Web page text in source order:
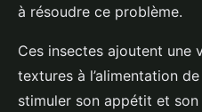
à résoudre ce problème.
Ces insectes ajoutent une
textures à l’alimentation
stimuler son appétit et